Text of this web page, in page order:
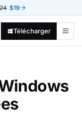
$19
Télécharger